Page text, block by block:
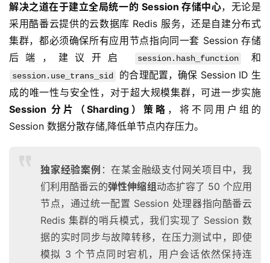
解决之道在于建立全局统一的 Session 存储中心，无论是
采用酷番云提供的云数据库 Redis 服务，还是自建分布式
集群，都必须确保所有应用节点指向同一套 Session 存储
后端，建议开启
session.hash_function
session.use_trans_sid
的合理配置，确保 Session ID 生
成的唯一性与安全性，对于超大规模集群，可进一步实施
Session 分片（Sharding）策略 ，将不同用户组的
Session 数据分散存储,降低单节点内存压力。
独家经验案例 ：在某金融级支付网关项目中，我
们利用酷番云的弹性伸缩组动态扩容了 50 个应用
节点，通过统一配置 Session 处理器指向酷番云
Redis 集群的哨兵模式，我们实现了 Session 数
据的实时同步与故障转移，在压力测试中，即使
模拟 3 个节点同时宕机，用户会话依然保持连